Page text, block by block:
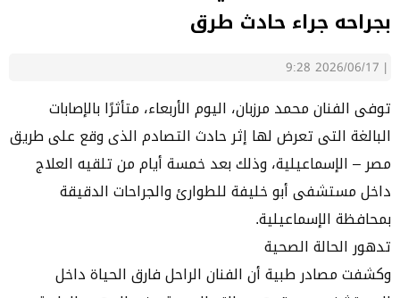
بجراحه جراء حادث طرق
|
2026/06/17 9:28
توفى الفنان محمد مرزبان، اليوم الأربعاء، متأثرًا بالإصابات
البالغة التى تعرض لها إثر حادث التصادم الذى وقع على طريق
مصر – الإسماعيلية، وذلك بعد خمسة أيام من تلقيه العلاج
داخل مستشفى أبو خليفة للطوارئ والجراحات الدقيقة
بمحافظة الإسماعيلية.
تدهور الحالة الصحية
وكشفت مصادر طبية أن الفنان الراحل فارق الحياة داخل